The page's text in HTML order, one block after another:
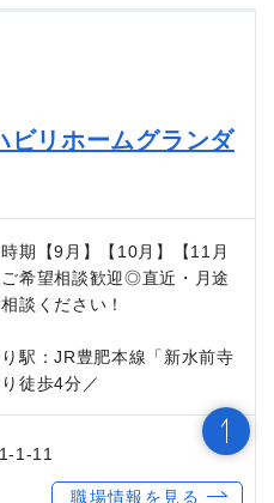
ビリホームグランダ
期【9月】【10月】【11月
希望相談歓迎◎直近・月途
談ください！
駅：JR豊肥本線「新水前寺
徒歩4分／
1-11
職場情報を見る